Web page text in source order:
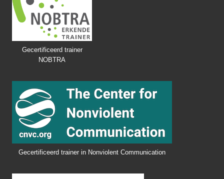
Gecertificeerd trainer
NOBTRA
Gecertificeerd trainer in Nonviolent Communication